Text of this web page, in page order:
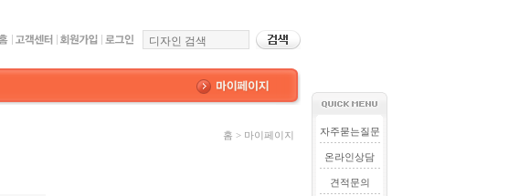
홈 > 마이페이지 자주묻는질문
온라인상담
견적문의